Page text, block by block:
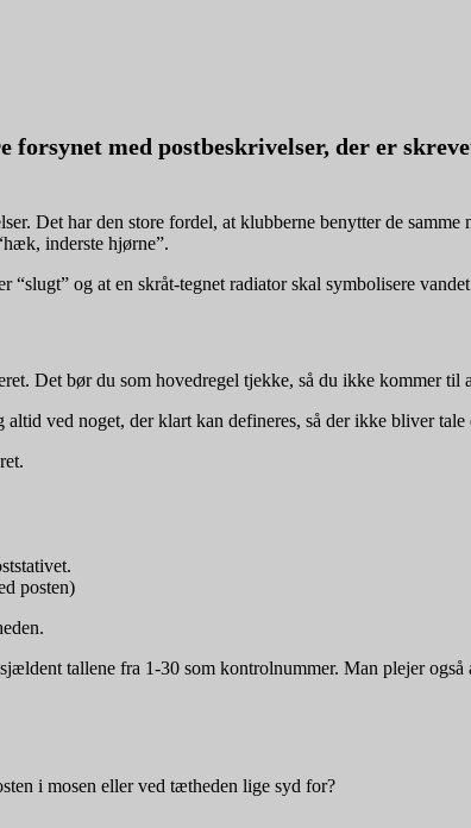
med postbeskrivelser, der er
Det har den store fordel, at klubberne benytter de
inderste hjørne”.
og at en skråt-tegnet radiator skal symbolisere
Det bør du som hovedregel tjekke, så du ikke kommer til
ved noget, der klart kan defineres, så der ikke bliver
posten)
tallene fra 1-30 som kontrolnummer. Man plejer
i mosen eller ved tætheden lige syd for?